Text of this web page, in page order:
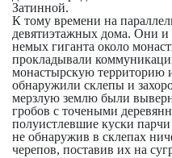
Затинной.
К тому времени на
девятиэтажных дома. Они и
немых гиганта около
прокладывали
монастырскую территорию
обнаружили склепы и
мерзлую землю были
гробов с точеными
полуистлевшие куски
не обнаружив в склепах
черепов, поставив их на